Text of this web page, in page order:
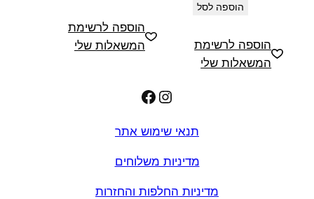
הוספה לסל
הוספה לרשימת
המשאלות שלי
הוספה לרשימת
המשאלות שלי
Instagram
Facebook
תנאי שימוש אתר
מדיניות משלוחים
מדיניות החלפות והחזרות